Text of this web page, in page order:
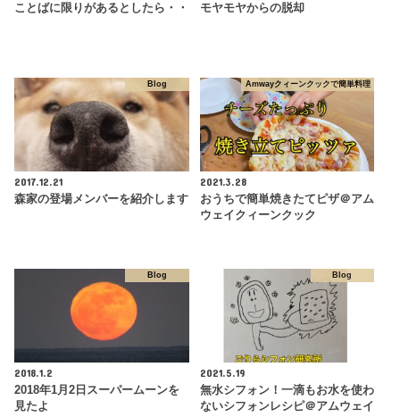
ことばに限りがあるとしたら・・
モヤモヤからの脱却
Blog
2017.12.21
森家の登場メンバーを紹介します
Amwayクィーンクックで簡単料理
2021.3.28
おうちで簡単焼きたてピザ＠アム
ウェイクィーンクック
Blog
2018.1.2
2018年1月2日スーパームーンを
見たよ
Blog
2021.5.19
無水シフォン！一滴もお水を使わ
ないシフォンレシピ＠アムウェイ